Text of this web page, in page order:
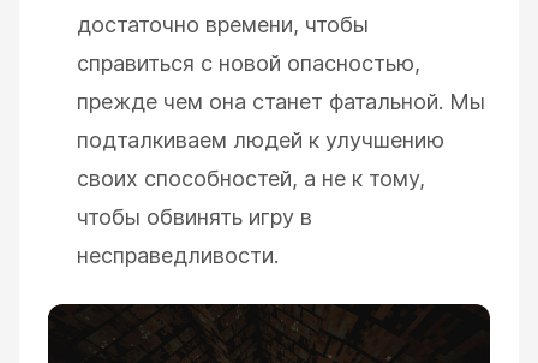
достаточно времени, чтобы
справиться с новой опасностью,
прежде чем она станет фатальной. Мы
подталкиваем людей к улучшению
своих способностей, а не к тому,
чтобы обвинять игру в
несправедливости.